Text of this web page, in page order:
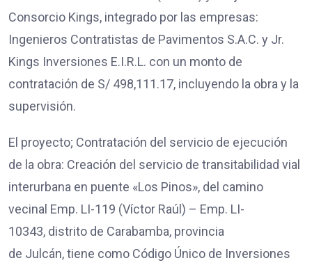
Consorcio Kings, integrado por las empresas:
Ingenieros Contratistas de Pavimentos S.A.C. y Jr.
Kings Inversiones E.I.R.L. con un monto de
contratación de S/ 498,111.17, incluyendo la obra y la
supervisión.
El proyecto; Contratación del servicio de ejecución
de la obra: Creación del servicio de transitabilidad vial
interurbana en puente «Los Pinos», del camino
vecinal Emp. LI-119 (Víctor Raúl) – Emp. LI-
10343, distrito de Carabamba, provincia
de Julcán, tiene como Código Único de Inversiones